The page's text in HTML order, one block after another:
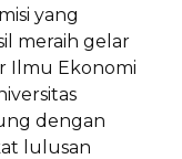
yang
meraih gelar
Ilmu Ekonomi
dengan
lulusan